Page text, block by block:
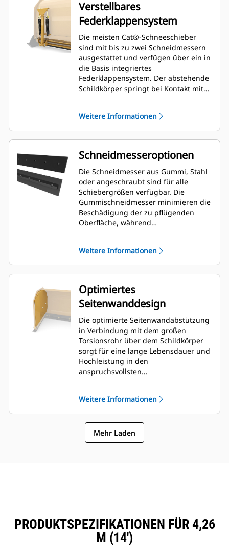
Verstellbares
Federklappensystem
Die meisten Cat®-Schneeschieber
sind mit bis zu zwei Schneidmessern
ausgestattet und verfügen über ein in
die Basis integriertes
Federklappensystem. Der abstehende
Schildkörper springt bei Kontakt mit
Schäden am Schneeschieber und an
der Maschine. Ein
Gummischneidmesser ohne
Federklappen ist in den Größen 2,6 m
(8'), 3,2 m (10') und 3,8 m (12')
verfügbar und passt zu allen
Modellen mit Kompaktlader-
Wechseleinrichtung.
Weitere Informationen
Schneidmesseroptionen
Die Schneidmesser aus Gummi, Stahl
oder angeschraubt sind für alle
Schiebergrößen verfügbar. Die
Gummischneidmesser minimieren die
Beschädigung der zu pflügenden
Oberfläche, während
Weitere Informationen
Optimiertes
Seitenwanddesign
Die optimierte Seitenwandabstützung
in Verbindung mit dem großen
Torsionsrohr über dem Schildkörper
sorgt für eine lange Lebensdauer und
Hochleistung in den
anspruchsvollsten
konstruiert, dass sie die Anhaftung
von Schnee auf dem Schildkörper
minimiert und darüber hinaus eine
hervorragende Unterstützung für die
äußeren Schubbereiche bietet.
Weitere Informationen
Mehr Laden
PRODUKTSPEZIFIKATIONEN FÜR 4,26
M (14')